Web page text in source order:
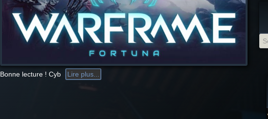
Bonne lecture ! Cyb Lire plus...